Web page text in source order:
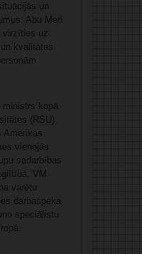
un
Abu Meri
virzīties uz
kvalitātes
kopā
(RSU)
Amerikas
vienojās
sadarbības
VM
varētu
darbaspēka
speciālistu